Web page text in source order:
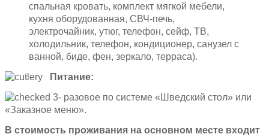
спальная кровать, комплект мягкой мебели,
кухня оборудованная, СВЧ-печь,
электрочайник, утюг, телефон, сейф, ТВ,
холодильник, телефон, кондиционер, санузел с
ванной, биде, фен, зеркало, терраса).
Питание:
3- разовое по системе «Шведский стол» или
«Заказное меню».
В стоимость проживания на основном месте входит